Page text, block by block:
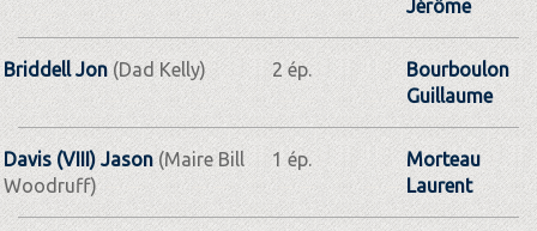
Jérôme
Briddell Jon (Dad Kelly) 2 ép.
Bourboulon
Guillaume
Davis (VIII) Jason(Maire Bill
Woodruff)
1 ép.
Morteau
Laurent